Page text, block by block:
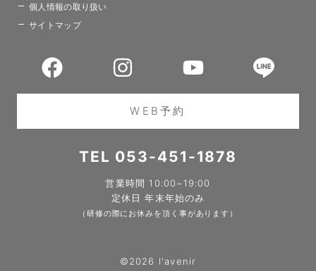
個人情報の取り扱い
サイトマップ
WEB予約
TEL 053-451-1878
営業時間 10:00~19:00
定休日 年末年始のみ
（研修の際にお休みを頂く事があります）
©2026 l'avenir